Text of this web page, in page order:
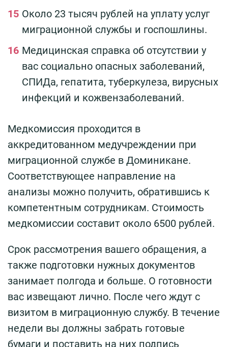
Около 23 тысяч рублей на уплату услуг
миграционной службы и госпошлины.
Медицинская справка об отсутствии у
вас социально опасных заболеваний,
СПИДа, гепатита, туберкулеза, вирусных
инфекций и кожвензаболеваний.
Медкомиссия проходится в
аккредитованном медучреждении при
миграционной службе в Доминикане.
Соответствующее направление на
анализы можно получить, обратившись к
компетентным сотрудникам. Стоимость
медкомиссии составит около 6500 рублей.
Срок рассмотрения вашего обращения, а
также подготовки нужных документов
занимает полгода и больше. О готовности
вас извещают лично. После чего ждут с
визитом в миграционную службу. В течение
недели вы должны забрать готовые
бумаги и поставить на них подпись